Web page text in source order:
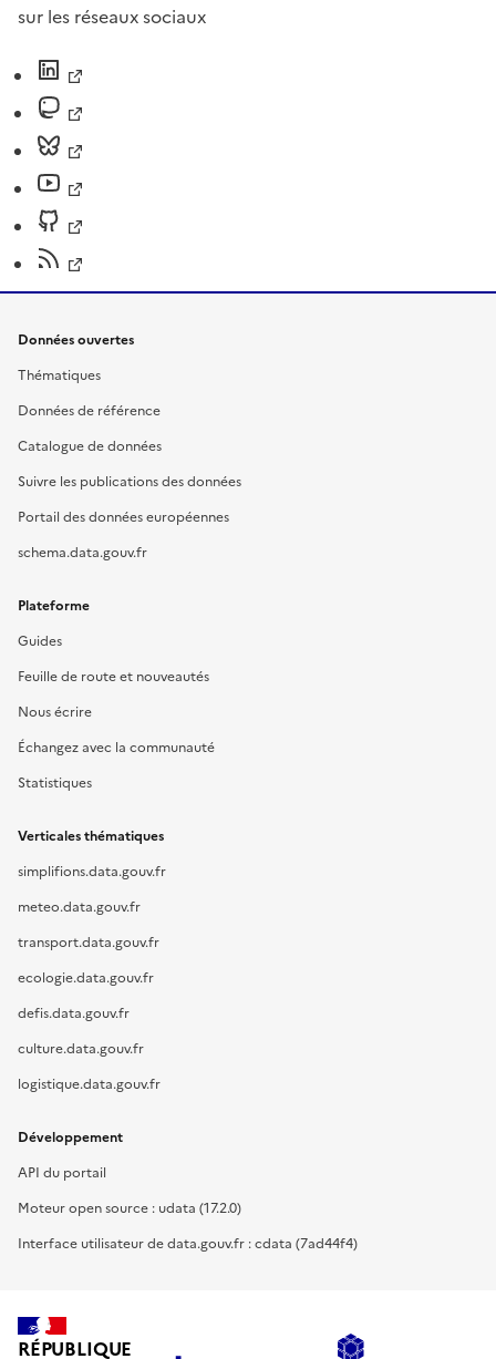
sur les réseaux sociaux
Données ouvertes
Thématiques
Données de référence
Catalogue de données
Suivre les publications des données
Portail des données européennes
schema.data.gouv.fr
Plateforme
Guides
Feuille de route et nouveautés
Nous écrire
Échangez avec la communauté
Statistiques
Verticales thématiques
simplifions.data.gouv.fr
meteo.data.gouv.fr
transport.data.gouv.fr
ecologie.data.gouv.fr
defis.data.gouv.fr
culture.data.gouv.fr
logistique.data.gouv.fr
Développement
API du portail
Moteur open source : udata (17.2.0)
Interface utilisateur de data.gouv.fr : cdata (7ad44f4)
RÉPUBLIQUE